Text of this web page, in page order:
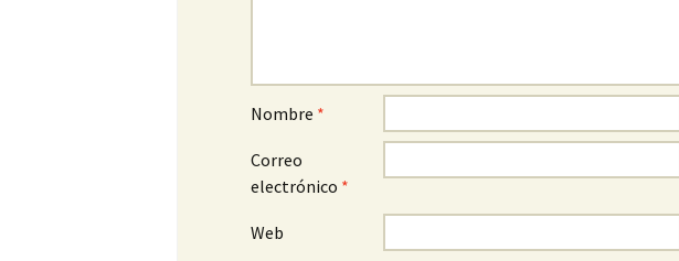
Nombre *
Correo
electrónico *
Web